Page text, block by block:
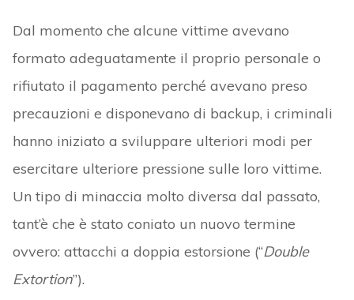
Dal momento che alcune vittime avevano
formato adeguatamente il proprio personale o
rifiutato il pagamento perché avevano preso
precauzioni e disponevano di backup, i criminali
hanno iniziato a sviluppare ulteriori modi per
esercitare ulteriore pressione sulle loro vittime.
Un tipo di minaccia molto diversa dal passato,
tant’è che è stato coniato un nuovo termine
ovvero: attacchi a doppia estorsione (“Double
Extortion”).